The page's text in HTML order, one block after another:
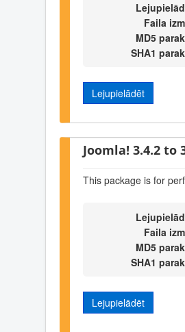
Faila
MD5
SHA1
Lejupielādēt
Joomla! 3.4.2 to
This package is for
Faila
MD5
SHA1
Lejupielādēt